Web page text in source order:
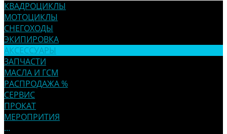
КВАДРОЦИКЛЫ
МОТОЦИКЛЫ
СНЕГОХОДЫ
ЭКИПИРОВКА
АКСЕССУАРЫ
ЗАПЧАСТИ
МАСЛА И ГСМ
РАСПРОДАЖА %
СЕРВИС
ПРОКАТ
МЕРОПРИТИЯ
...